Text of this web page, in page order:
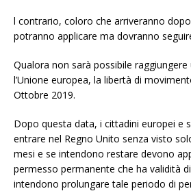
l contrario, coloro che arriveranno
potranno applicare ma dovranno
Qualora non sarà possibile
l’Unione europea, la libertà di
Ottobre 2019.
Dopo questa data, i cittadini europei e
entrare nel Regno Unito senza visto
mesi e se intendono restare devono
permesso permanente che ha validità
intendono prolungare tale periodo di